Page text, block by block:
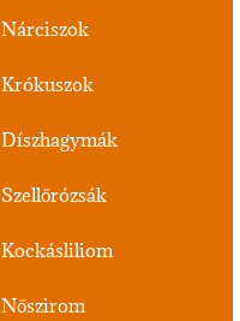
Nárciszok
Krókuszok
Díszhagymák
Szellőrózsák
Kockásliliom
Nőszirom